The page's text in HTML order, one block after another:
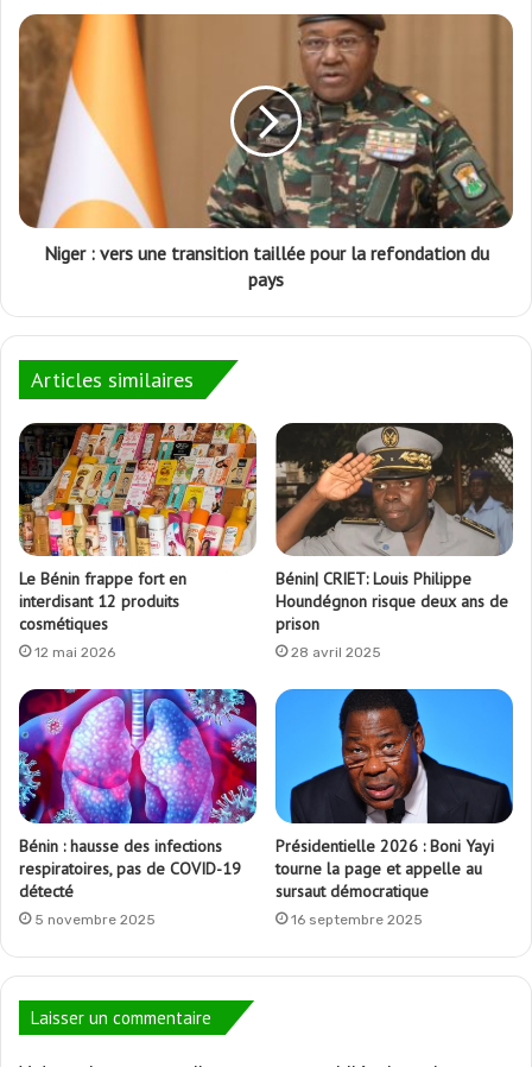
Niger : vers une transition taillée pour la refondation du
pays
Articles similaires
Le Bénin frappe fort en
interdisant 12 produits
cosmétiques
12 mai 2026
Bénin| CRIET: Louis Philippe
Houndégnon risque deux ans de
prison
28 avril 2025
Bénin : hausse des infections
respiratoires, pas de COVID-19
détecté
5 novembre 2025
Présidentielle 2026 : Boni Yayi
tourne la page et appelle au
sursaut démocratique
16 septembre 2025
Laisser un commentaire